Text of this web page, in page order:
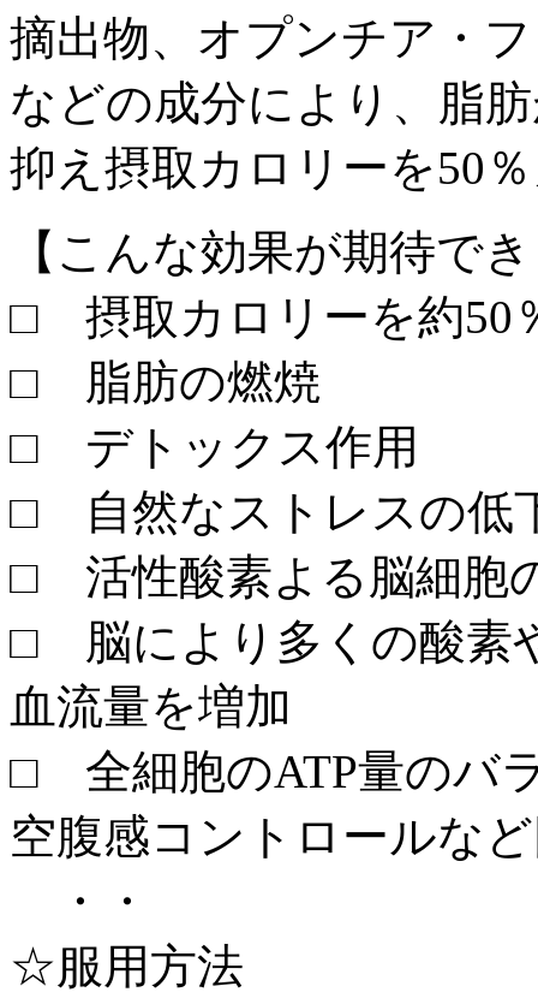
摘出物、オプンチア・
などの成分により、脂
抑え摂取カロリーを50
【こんな効果が期待で
□ 摂取カロリーを約50
□ 脂肪の燃焼
□ デトックス作用
□ 自然なストレスの低
□ 活性酸素よる脳細胞
□ 脳により多くの酸素
血流量を増加
□ 全細胞のATP量のバ
空腹感コントロールな
・・
☆服用方法